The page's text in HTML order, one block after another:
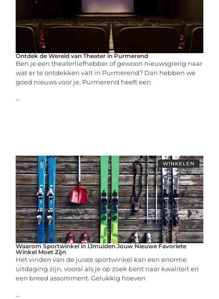
Ontdek de Wereld van Theater in Purmerend
Ben je een theaterliefhebber of gewoon nieuwsgierig naar
wat er te ontdekken valt in Purmerend? Dan hebben we
goed nieuws voor je. Purmerend heeft een
...
WINKELEN
Waarom Sportwinkel in IJmuiden Jouw Nieuwe Favoriete
Winkel Moet Zijn
Het vinden van de juiste sportwinkel kan een enorme
uitdaging zijn, vooral als je op zoek bent naar kwaliteit en
een breed assortiment. Gelukkig hoeven
...